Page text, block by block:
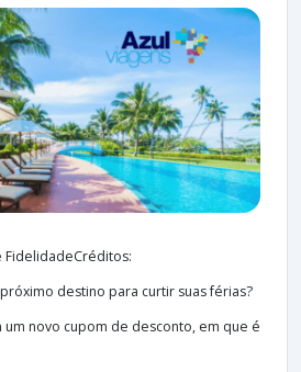
FidelidadeCréditos:
destino para curtir suas férias?
um novo cupom de desconto, em que é